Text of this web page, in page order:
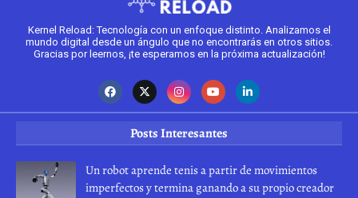
Kernel Reload: Tecnología con un enfoque distinto. Analizamos el
mundo digital desde un ángulo que no encontrarás en otros sitios.
Gracias por leernos, ¡te esperamos en la próxima actualización!
Posts Interesantes
Un robot aprende tenis a partir de movimientos
imperfectos y termina ganando a su propio creador